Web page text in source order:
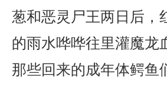
葱和恶灵尸王两日后
的雨水哗哗往里灌魔龙
那些回来的成年体鳄鱼